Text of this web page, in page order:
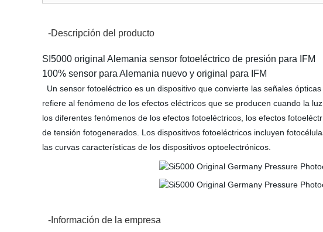
-Descripción del producto
SI5000 original Alemania sensor fotoeléctrico de presión para IFM
100% sensor para Alemania nuevo y original para IFM
Un sensor fotoeléctrico es un dispositivo que convierte las señales
refiere al fenómeno de los efectos eléctricos que se producen cuando la
los diferentes fenómenos de los efectos fotoeléctricos, los efectos
de tensión fotogenerados. Los dispositivos fotoeléctricos incluyen
las curvas características de los dispositivos optoelectrónicos.
-Información de la empresa